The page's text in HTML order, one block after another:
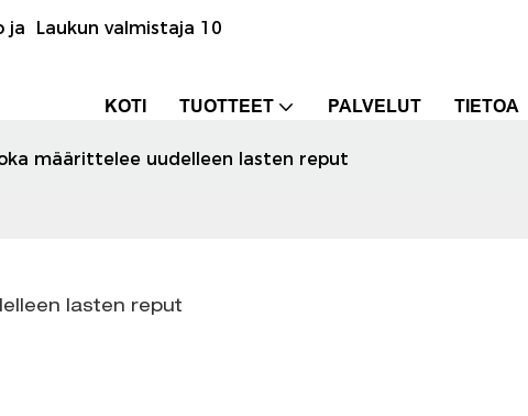
ja Laukun valmistaja 10
KOTI TUOTTEET PALVELUT TIETOA
määrittelee uudelleen lasten reput
lasten reput